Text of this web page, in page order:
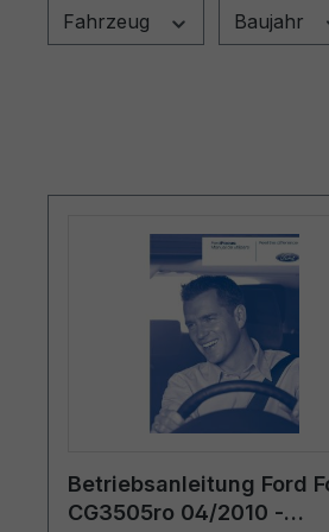
Fahrzeug Baujahr
Betriebsanleitung Ford
CG3505ro 04/2010 -